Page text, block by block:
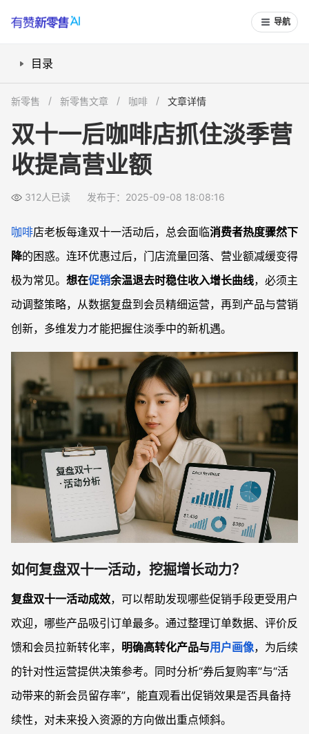
导航
目录
推出创新单品和场景活动，吸引新客回流
结合周边资源，拓展门店营收的多元渠道
咖啡店双十一后营业额下滑正常吗？
会员体系运营有没有简单上手的方法？
新零售 新零售文章 咖啡 文章详情
双十一后咖啡店抓住淡季营
收提高营业额
312人已读 发布于：2025-09-08 18:08:16
咖啡店老板每逢双十一活动后，总会面临消费者热度骤然下
降的困惑。连环优惠过后，门店流量回落、营业额减缓变得
极为常见。 想在促销余温退去时稳住收入增长曲线，必须主
动调整策略，从数据复盘到会员精细运营，再到产品与营销
创新，多维发力才能把握住淡季中的新机遇。
如何复盘双十一活动，挖掘增长动力？
复盘双十一活动成效，可以帮助发现哪些促销手段更受用户
欢迎，哪些产品吸引订单最多。通过整理订单数据、评价反
馈和会员拉新转化率， 明确高转化产品与用户画像，为后续
的针对性运营提供决策参考。同时分析“券后复购率”与“活
动带来的新会员留存率”，能直观看出促销效果是否具备持
续性，对未来投入资源的方向做出重点倾斜。